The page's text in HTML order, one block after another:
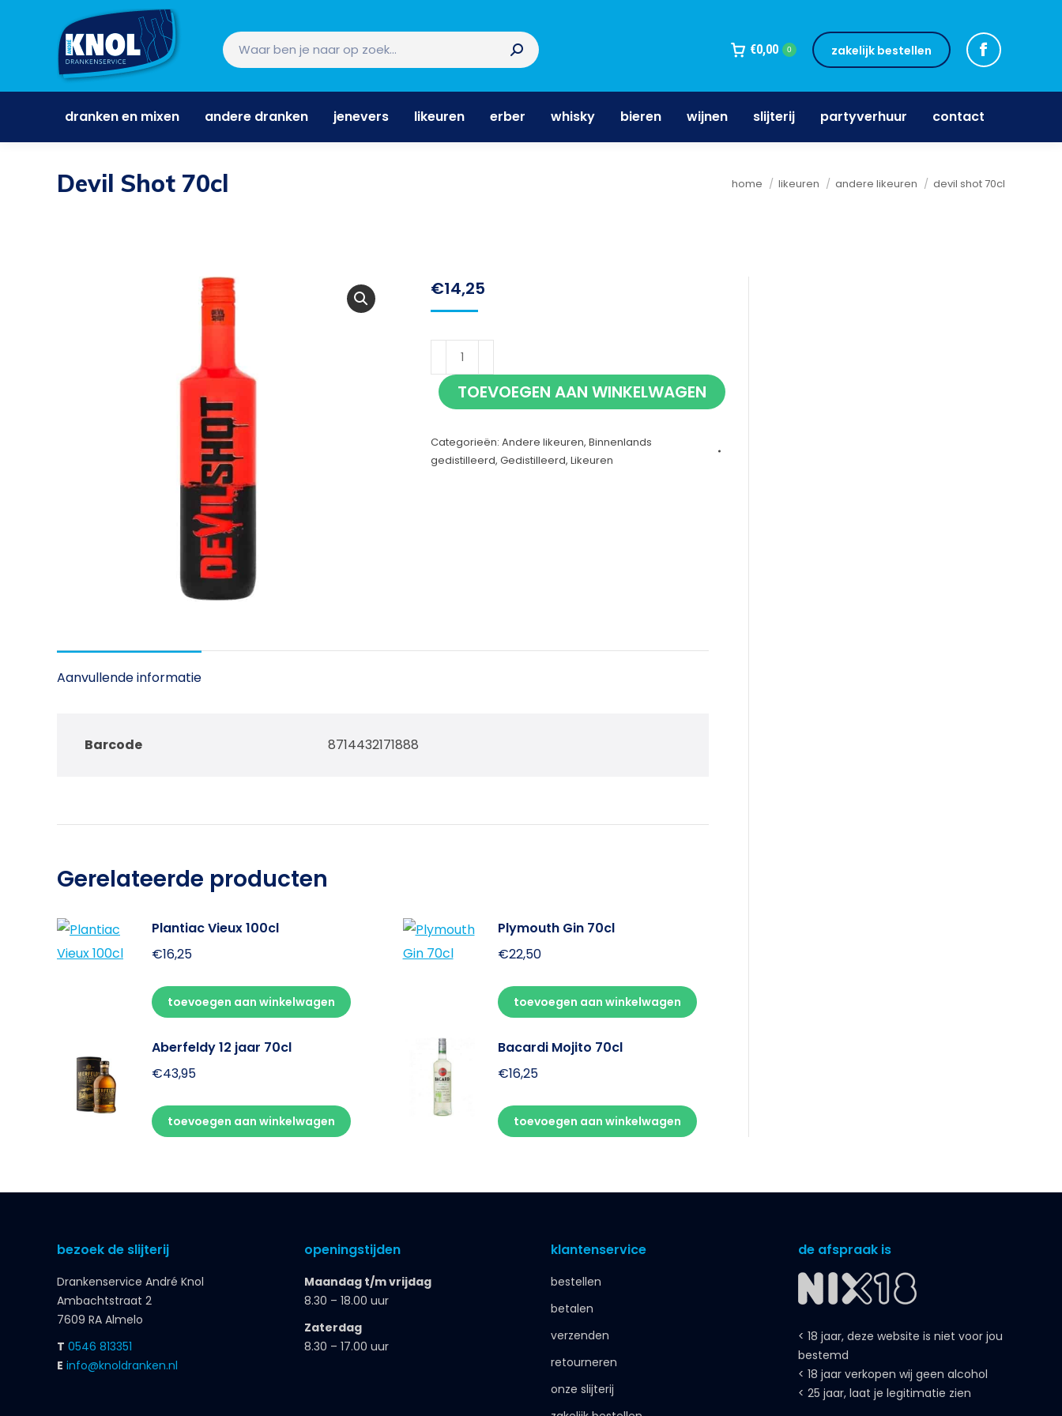
€0,00 0 zakelijk bestellen
dranken en mixen andere dranken jenevers likeuren erber whisky bieren wijnen slijterij partyverhuur contact
Devil Shot 70cl Je bent hier:
home likeuren andere likeuren devil shot 70cl
€14,25
Shot
70cl
TOEVOEGEN AAN WINKELWAGEN
Categorieën: Andere likeuren, Binnenlands
gedistilleerd, Gedistilleerd, Likeuren
Aanvullende informatie
Barcode 8714432171888
Gerelateerde producten
Plantiac Vieux 100cl
€16,25
toevoegen aan winkelwagen
Plymouth Gin 70cl
€22,50
toevoegen aan winkelwagen
Aberfeldy 12 jaar 70cl
€43,95
toevoegen aan winkelwagen
Bacardi Mojito 70cl
€16,25
toevoegen aan winkelwagen
bezoek de slijterij
Drankenservice André Knol
Ambachtstraat 2
7609 RA Almelo
T 0546 813351
E info@knoldranken.nl
openingstijden
Maandag t/m vrijdag
8.30 – 18.00 uur
Zaterdag
8.30 – 17.00 uur
klantenservice
bestellen
betalen
verzenden
retourneren
onze slijterij
de afspraak is
< 18 jaar, deze website is niet voor jou
bestemd
< 18 jaar verkopen wij geen alcohol
< 25 jaar, laat je legitimatie zien
dranken en mixen